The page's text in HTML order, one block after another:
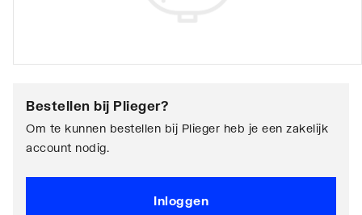
Bestellen bij Plieger?
Om te kunnen bestellen bij Plieger heb je een zakelijk
account nodig.
Inloggen